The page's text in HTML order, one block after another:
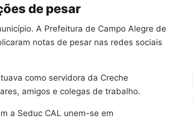
de pesar
A Prefeitura de Campo Alegre de
notas de pesar nas redes sociais
como servidora da Creche
amigos e colegas de trabalho.
a Seduc CAL unem-se em